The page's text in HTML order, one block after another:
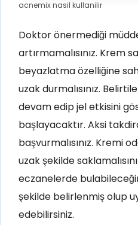
acnemix nasil kullanilir
Doktor önermediği
artırmamalısınız. Krem
beyazlatma özelliğine
uzak durmalısınız.
devam edip jel etkisini
başlayacaktır. Aksi
başvurmalısınız. Kremi
uzak şekilde
eczanelerde
şekilde belirlenmiş olup
edebilirsiniz.